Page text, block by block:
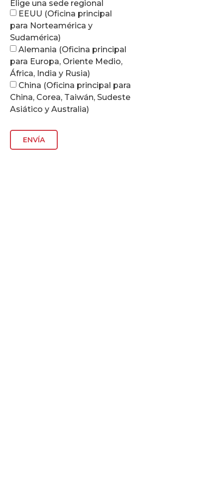
Elige una sede regional
EEUU (Oficina principal
para Norteamérica y
Sudamérica)
Alemania (Oficina principal
para Europa, Oriente Medio,
África, India y Rusia)
China (Oficina principal para
China, Corea, Taiwán, Sudeste
Asiático y Australia)
ENVÍA